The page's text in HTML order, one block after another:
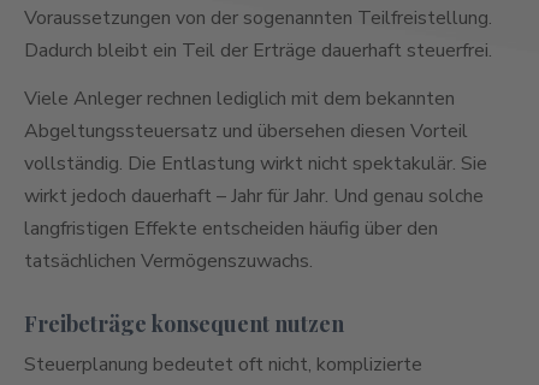
Voraussetzungen von der sogenannten Teilfreistellung.
Dadurch bleibt ein Teil der Erträge dauerhaft steuerfrei.
Viele Anleger rechnen lediglich mit dem bekannten
Abgeltungssteuersatz und übersehen diesen Vorteil
vollständig. Die Entlastung wirkt nicht spektakulär. Sie
wirkt jedoch dauerhaft – Jahr für Jahr. Und genau solche
langfristigen Effekte entscheiden häufig über den
tatsächlichen Vermögenszuwachs.
Freibeträge konsequent nutzen
Steuerplanung bedeutet oft nicht, komplizierte